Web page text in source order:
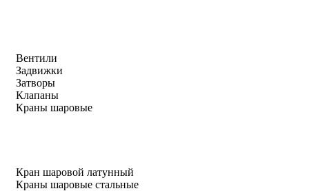
Вентили
Задвижки
Затворы
Клапаны
Краны шаровые
Кран шаровой латунный
Краны шаровые стальные